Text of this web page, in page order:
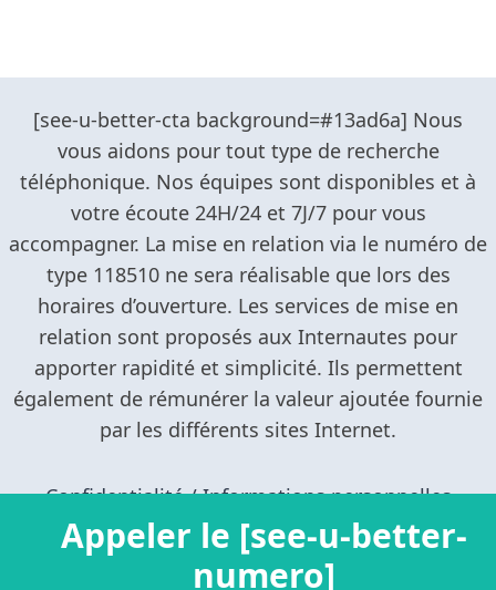
Confidentialité / Informations personnelles
Mentions légales
Appeler le [see-u-better-
numero]